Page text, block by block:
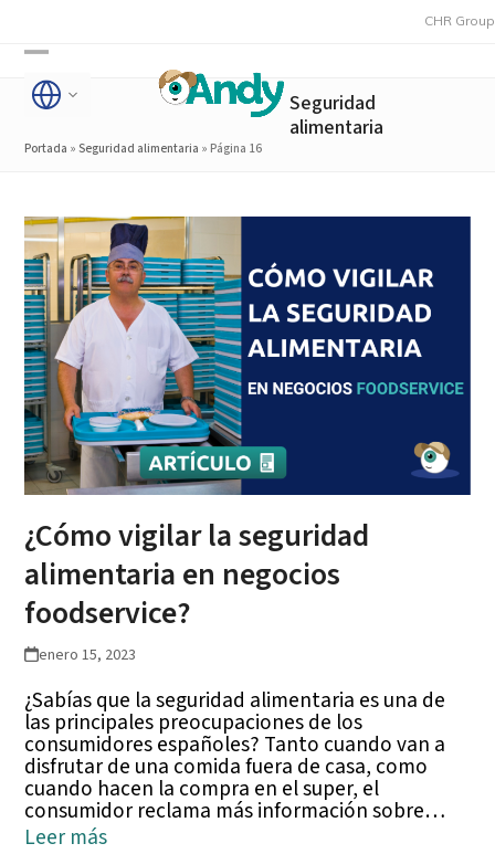
content
CHR Group
Open
mobile
menu
Close
mobile
menu
Seguridad
alimentaria
Portada »Seguridad alimentaria » Página 16
¿Cómo vigilar la seguridad
alimentaria en negocios
foodservice?
enero 15, 2023
¿Sabías que la seguridad alimentaria es una de
las principales preocupaciones de los
consumidores españoles? Tanto cuando van a
disfrutar de una comida fuera de casa, como
cuando hacen la compra en el super, el
consumidor reclama más información sobre…
Leer más